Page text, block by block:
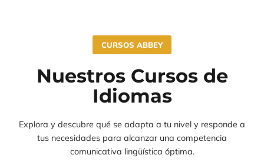
CURSOS ABBEY
Nuestros Cursos de
Idiomas
Explora y descubre qué se adapta a tu nivel y responde a
tus necesidades para alcanzar una competencia
comunicativa lingüística óptima.